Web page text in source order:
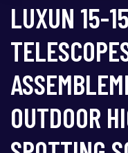
LUXUN 15-
OUTDOOR